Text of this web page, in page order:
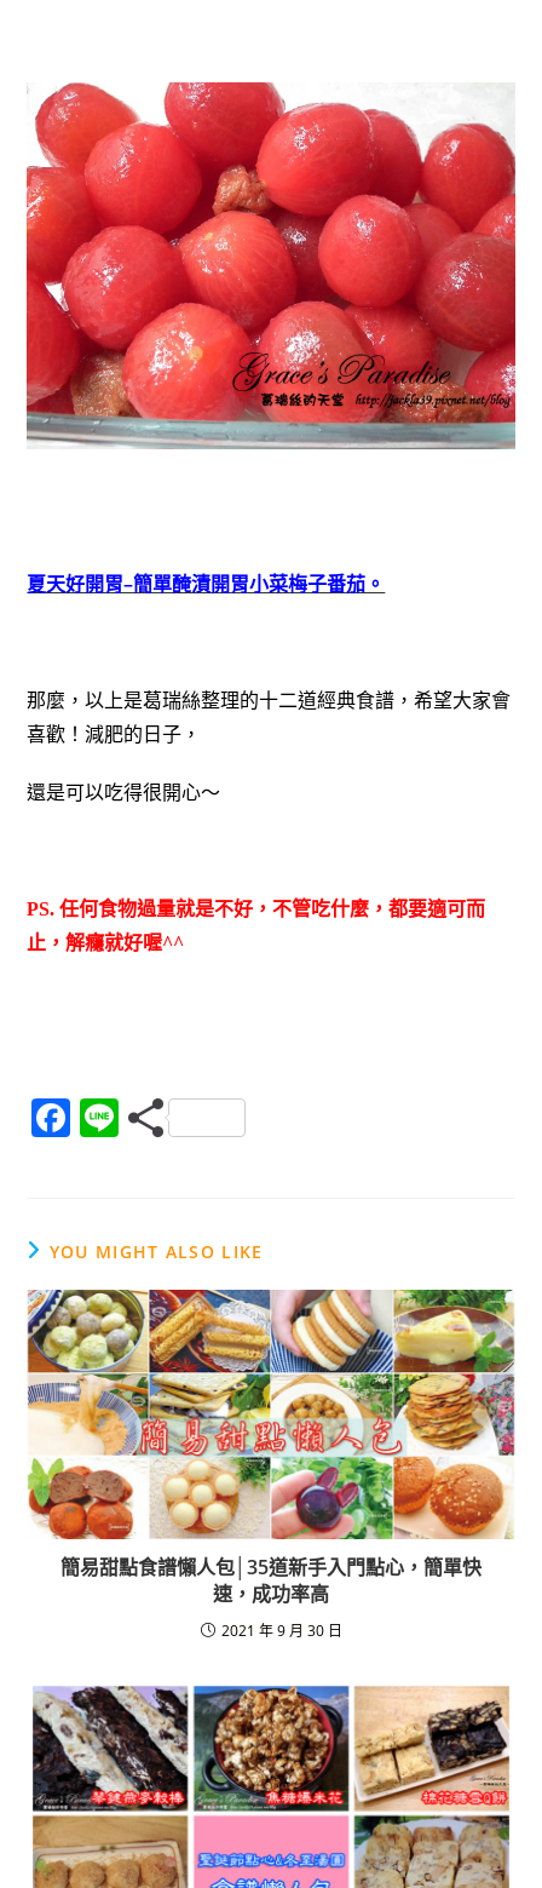
夏天好開胃–簡單醃漬開胃小菜梅子番茄。
那麼，以上是葛瑞絲整理的十二道經典食譜，希望大家會
喜歡！減肥的日子，
還是可以吃得很開心～
PS. 任何食物過量就是不好，不管吃什麼，都要適可而
止，解癮就好喔^^
F
e
b
o
o
k
Li
YOU MIGHT ALSO LIKE
簡易甜點食譜懶人包│35道新手入門點心，簡單快
速，成功率高
2021 年 9 月 30 日